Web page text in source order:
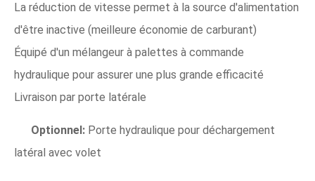
La réduction de vitesse permet à la source d'alimentation
d'être inactive (meilleure économie de carburant)
Équipé d'un mélangeur à palettes à commande
hydraulique pour assurer une plus grande efficacité
Livraison par porte latérale
Optionnel: Porte hydraulique pour déchargement
latéral avec volet